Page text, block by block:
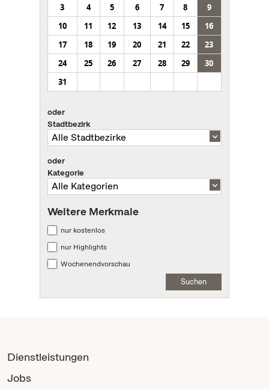
3
4 5 6 7 8
9
10
11 12 13 14 15
16
17
18 19 20 21 22
23
24
25 26 27 28 29
30
31
oder
Stadtbezirk
oder
Kategorie
Weitere Merkmale
nur kostenlos
nur Highlights
Wochenendvorschau
Suchen
Dienstleistungen
Jobs